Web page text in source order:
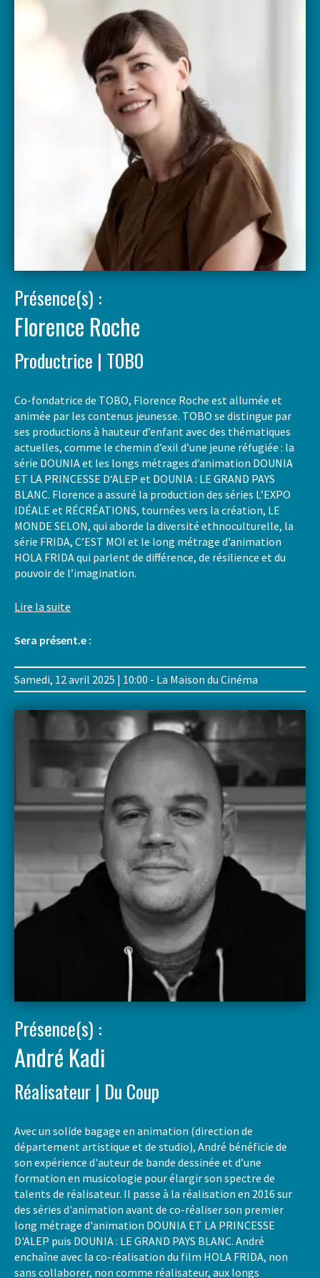
Présence(s) :
Florence Roche
Productrice | TOBO
Co-fondatrice de TOBO, Florence Roche est allumée et
animée par les contenus jeunesse. TOBO se distingue par
ses productions à hauteur d’enfant avec des thématiques
actuelles, comme le chemin d’exil d’une jeune réfugiée : la
série DOUNIA et les longs métrages d’animation DOUNIA
ET LA PRINCESSE D‘ALEP et DOUNIA : LE GRAND PAYS
BLANC. Florence a assuré la production des séries L’EXPO
IDÉALE et RÉCRÉATIONS, tournées vers la création, LE
MONDE SELON, qui aborde la diversité ethnoculturelle, la
série FRIDA, C’EST MOI et le long métrage d’animation
HOLA FRIDA qui parlent de différence, de résilience et du
pouvoir de l’imagination.
Lire la suite
Sera présent.e :
Samedi, 12 avril 2025 | 10:00 - La Maison du Cinéma
Présence(s) :
André Kadi
Réalisateur | Du Coup
Avec un solide bagage en animation (direction de
département artistique et de studio), André bénéficie de
son expérience d'auteur de bande dessinée et d’une
formation en musicologie pour élargir son spectre de
talents de réalisateur. Il passe à la réalisation en 2016 sur
des séries d'animation avant de co-réaliser son premier
long métrage d'animation DOUNIA ET LA PRINCESSE
D'ALEP puis DOUNIA : LE GRAND PAYS BLANC. André
enchaîne avec la co-réalisation du film HOLA FRIDA, non
sans collaborer, non comme réalisateur, aux longs